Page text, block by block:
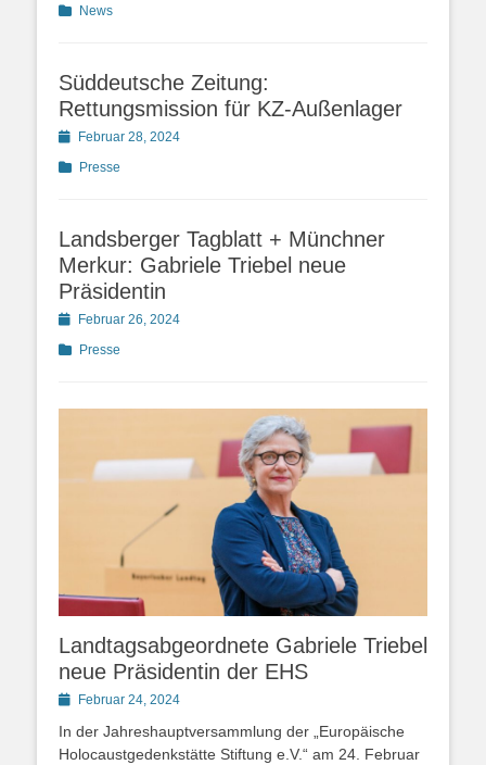
Kategorien
News
Süddeutsche Zeitung:
Rettungsmission für KZ-Außenlager
PostedFebruar 28, 2024
Kategorien
Presse
Landsberger Tagblatt + Münchner
Merkur: Gabriele Triebel neue
Präsidentin
PostedFebruar 26, 2024
Kategorien
Presse
Landtagsabgeordnete Gabriele Triebel
neue Präsidentin der EHS
PostedFebruar 24, 2024
In der Jahreshauptversammlung der „Europäische
Holocaustgedenkstätte Stiftung e.V.“ am 24. Februar